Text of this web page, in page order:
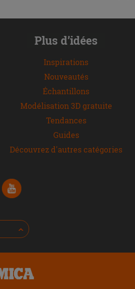
Plus d’idées
Inspirations
Nouveautés
Échantillons
Modélisation 3D gratuite
Tendances
Guides
Découvrez d'autres catégories